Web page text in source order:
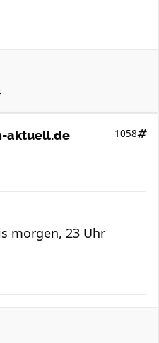
aktuell.de
1058
morgen, 23 Uhr